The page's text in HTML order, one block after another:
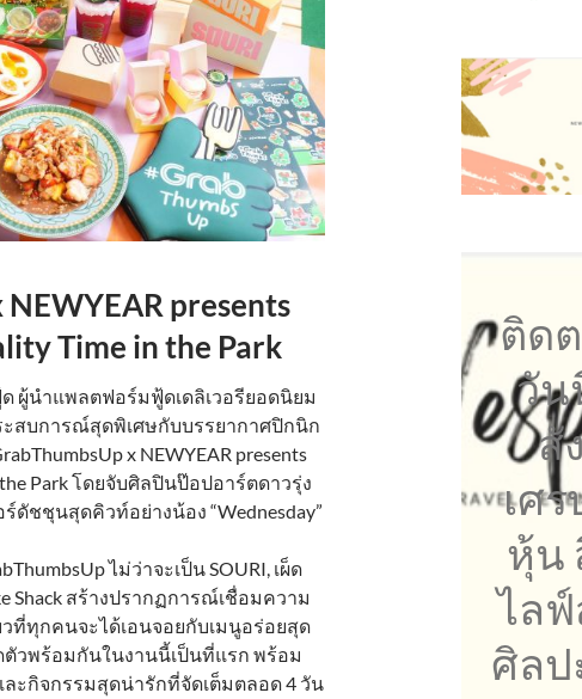
presents
Time in the Park
ผู้นำแพลตฟอร์มฟู้ดเดลิเวอรียอดนิยม
สบการณ์สุดพิเศษกับบรรยากาศปิกนิก
x NEWYEAR presents
Park โดยจับศิลปินป๊อปอาร์ตดาวรุ่ง
ร์ดัชชุนสุดคิวท์อย่างน้อง “Wednesday”
ไม่ว่าจะเป็น SOURI, เผ็ด
Shack สร้างปรากฏการณ์เชื่อมความ
วที่ทุกคนจะได้เอนจอยกับเมนูอร่อยสุด
ตัวพร้อมกันในงานนี้เป็นที่แรก พร้อม
ละกิจกรรมสุดน่ารักที่จัดเต็มตลอด 4 วัน
ติดต
วัน
สั
เศ
หุ้น
ไล
ศิลป